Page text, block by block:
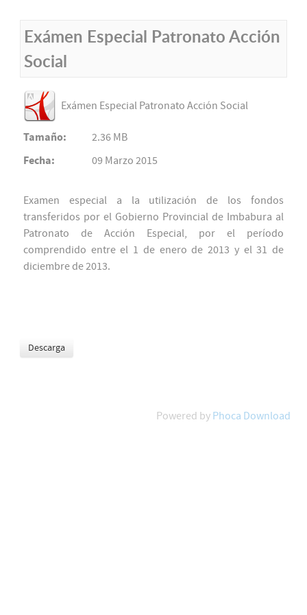
Exámen Especial Patronato Acción
Social
Exámen Especial Patronato Acción Social
Tamaño:
2.36 MB
Fecha:
09 Marzo 2015
Examen especial a la utilización de los fondos
transferidos por el Gobierno Provincial de Imbabura al
Patronato de Acción Especial, por el período
comprendido entre el 1 de enero de 2013 y el 31 de
diciembre de 2013.
Powered by Phoca Download